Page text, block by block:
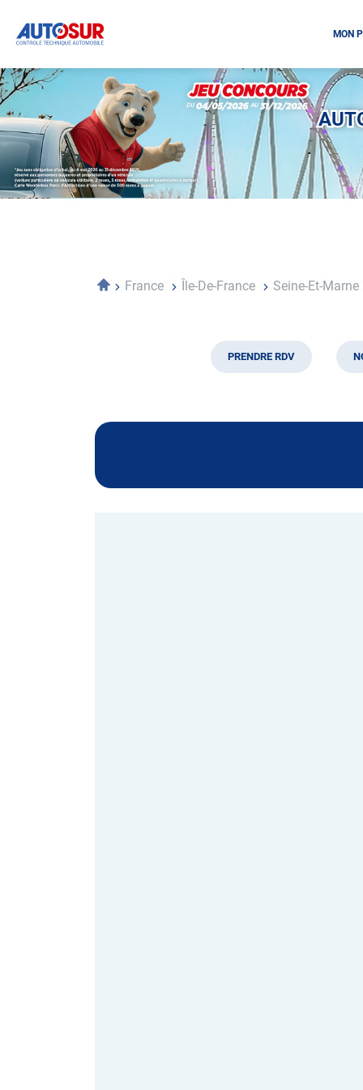
MON
Opération
spéciale
Mai
-
Décembre
2026
Locations
AccueilFrance Île-De-France Seine-Et-Marne
PRENDRE RDV